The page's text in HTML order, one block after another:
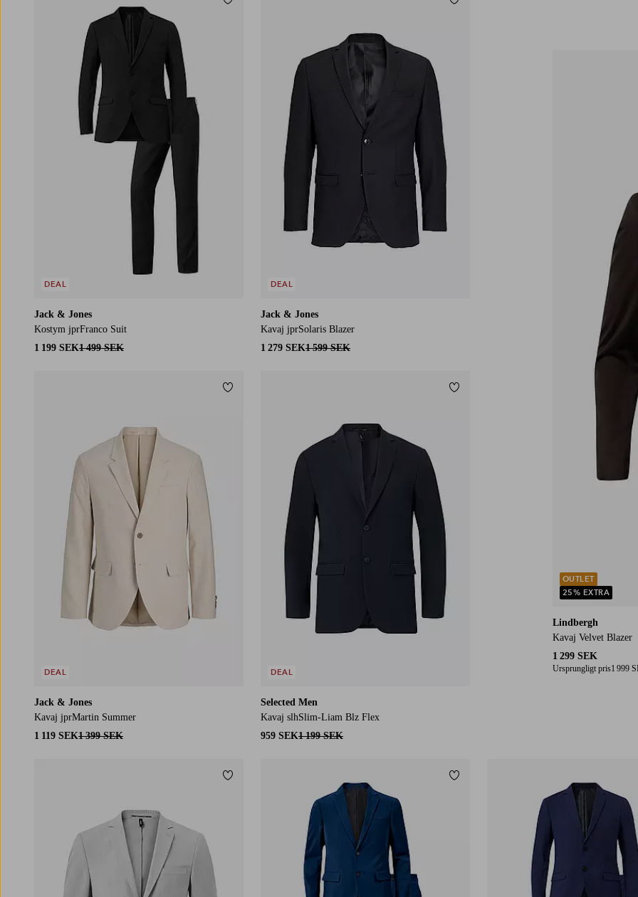
Lindbergh
Kavaj Velvet Blazer
1 299 SEK
Ursprungligt pris1 999
OUTLET
25% EXTRA
Jack & Jones
Kostym jprFranco Suit
1 199 SEK1 499 SEK
DEAL
Lägg till i favoriter
Jack & Jones
Kavaj jprSolaris Blazer
1 279 SEK1 599 SEK
DEAL
Lägg till i favoriter
Jack & Jones
Kavaj jprMartin Summer
1 119 SEK1 399 SEK
DEAL
Lägg till i favoriter
Selected Men
Kavaj slhSlim-Liam Blz Flex
959 SEK1 199 SEK
DEAL
Lägg till i favoriter
Lägg till i favoriter Lägg till i favoriter